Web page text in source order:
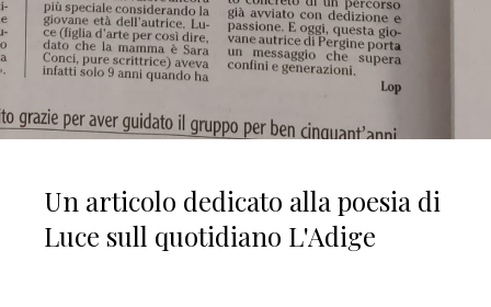
Un articolo dedicato alla poesia di
Luce sull quotidiano L'Adige